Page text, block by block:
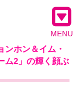
MENU
ンホン＆イム・
ム2」の輝く顔ぶ